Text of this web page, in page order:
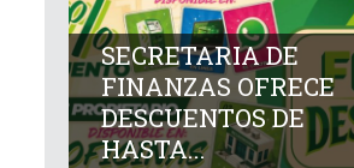
SECRETARIA DE
FINANZAS OFRECE
DESCUENTOS DE
HASTA...